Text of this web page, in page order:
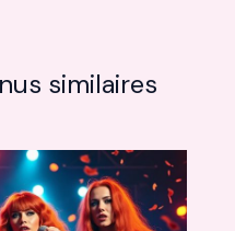
similaires